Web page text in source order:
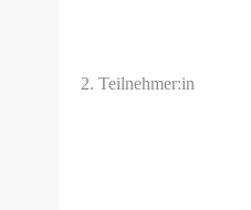
2. Teilnehmer:in